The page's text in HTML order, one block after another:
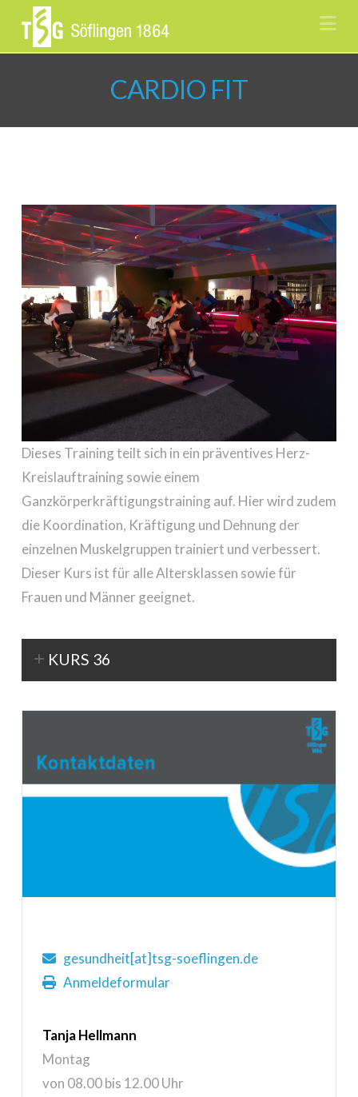
CARDIO FIT
Dieses Training teilt sich in ein präventives Herz-
Kreislauftraining sowie einem
Ganzkörperkräftigungstraining auf. Hier wird zudem
die Koordination, Kräftigung und Dehnung der
einzelnen Muskelgruppen trainiert und verbessert.
Dieser Kurs ist für alle Altersklassen sowie für
Frauen und Männer geeignet.
KURS 36
gesundheit[at]tsg-soeflingen.de
Anmeldeformular
Tanja Hellmann
Montag
von 08.00 bis 12.00 Uhr